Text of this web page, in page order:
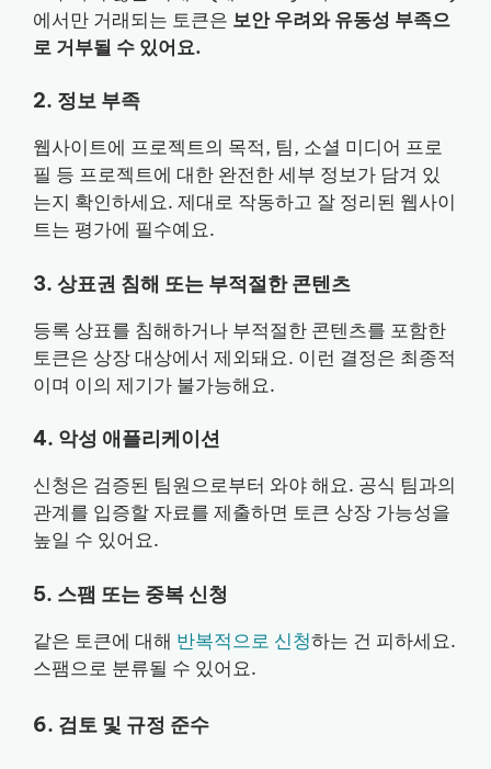
에서만 거래되는 토큰은 보안 우려와 유동성 부족으
로 거부될 수 있어요.
2. 정보 부족
웹사이트에 프로젝트의 목적, 팀, 소셜 미디어 프로
필 등 프로젝트에 대한 완전한 세부 정보가 담겨 있
는지 확인하세요. 제대로 작동하고 잘 정리된 웹사이
트는 평가에 필수예요.
3. 상표권 침해 또는 부적절한 콘텐츠
등록 상표를 침해하거나 부적절한 콘텐츠를 포함한
토큰은 상장 대상에서 제외돼요. 이런 결정은 최종적
이며 이의 제기가 불가능해요.
4. 악성 애플리케이션
신청은 검증된 팀원으로부터 와야 해요. 공식 팀과의
관계를 입증할 자료를 제출하면 토큰 상장 가능성을
높일 수 있어요.
5. 스팸 또는 중복 신청
같은 토큰에 대해 반복적으로 신청하는 건 피하세요.
스팸으로 분류될 수 있어요.
6. 검토 및 규정 준수